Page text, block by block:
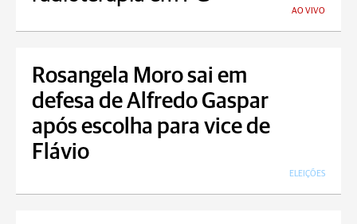
AO VIVO
Rosangela Moro sai em
defesa de Alfredo Gaspar
após escolha para vice de
Flávio
ELEIÇÕES